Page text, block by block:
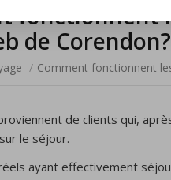
fonctionnent
de Corendon?
/ Comment fonctionnent
de clients qui,
le séjour.
ayant effectivement